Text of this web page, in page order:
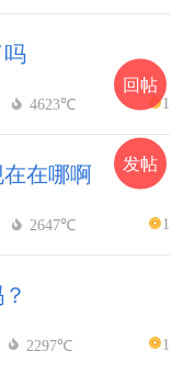
吗
4623℃ 1
在在哪啊
2647℃ 1
2297℃ 1
回帖
发帖